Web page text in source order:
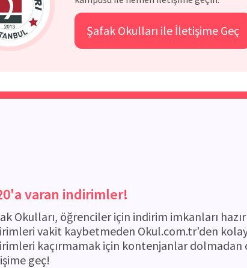
Şafak Okulları ile İletişime Geç
varan indirimler!
Okulları, öğrenciler için indirim imkanları
vakit kaybetmeden Okul.com.tr'den
kaçırmamak için kontenjanlar
geç!